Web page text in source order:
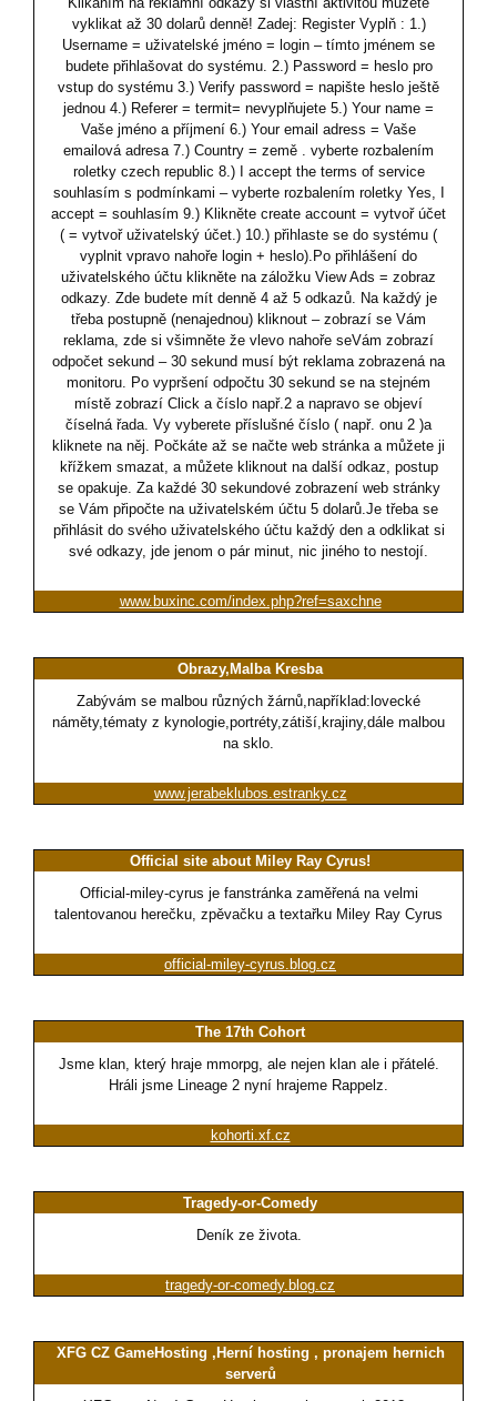
vyklikat až 30 dolarů denně! Zadej: Register Vyplň : 1.)
Username = uživatelské jméno = login – tímto jménem se
budete přihlašovat do systému. 2.) Password = heslo pro
vstup do systému 3.) Verify password = napište heslo ještě
jednou 4.) Referer = termit= nevyplňujete 5.) Your name =
Vaše jméno a příjmení 6.) Your email adress = Vaše
emailová adresa 7.) Country = země . vyberte rozbalením
roletky czech republic 8.) I accept the terms of service
souhlasím s podmínkami – vyberte rozbalením roletky Yes, I
accept = souhlasím 9.) Klikněte create account = vytvoř účet
( = vytvoř uživatelský účet.) 10.) přihlaste se do systému (
vyplnit vpravo nahoře login + heslo).Po přihlášení do
uživatelského účtu klikněte na záložku View Ads = zobraz
odkazy. Zde budete mít denně 4 až 5 odkazů. Na každý je
třeba postupně (nenajednou) kliknout – zobrazí se Vám
reklama, zde si všimněte že vlevo nahoře seVám zobrazí
odpočet sekund – 30 sekund musí být reklama zobrazená na
monitoru. Po vypršení odpočtu 30 sekund se na stejném
místě zobrazí Click a číslo např.2 a napravo se objeví
číselná řada. Vy vyberete příslušné číslo ( např. onu 2 )a
kliknete na něj. Počkáte až se načte web stránka a můžete ji
křížkem smazat, a můžete kliknout na další odkaz, postup
se opakuje. Za každé 30 sekundové zobrazení web stránky
se Vám připočte na uživatelském účtu 5 dolarů.Je třeba se
přihlásit do svého uživatelského účtu každý den a odklikat si
své odkazy, jde jenom o pár minut, nic jiného to nestojí.
www.buxinc.com/index.php?ref=saxchne
Obrazy,Malba Kresba
Zabývám se malbou různých žárnů,například:lovecké
náměty,tématy z kynologie,portréty,zátiší,krajiny,dále malbou
na sklo.
www.jerabeklubos.estranky.cz
Official site about Miley Ray Cyrus!
Official-miley-cyrus je fanstránka zaměřená na velmi
talentovanou herečku, zpěvačku a textařku Miley Ray Cyrus
official-miley-cyrus.blog.cz
The 17th Cohort
Jsme klan, který hraje mmorpg, ale nejen klan ale i přátelé.
Hráli jsme Lineage 2 nyní hrajeme Rappelz.
kohorti.xf.cz
Tragedy-or-Comedy
Deník ze života.
tragedy-or-comedy.blog.cz
XFG CZ GameHosting ,Herní hosting , pronajem hernich
serverů